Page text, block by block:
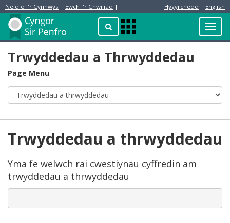
Neidio i'r Cynnwys | Ewch i'r Chwiliad | Hygyrchedd | English
ChwilioApps
Menu
Preswylydd
Trwyddedau a Thrwyddedau
Page Menu
Trwyddedau a thrwyddedau
Yma fe welwch rai cwestiynau cyffredin am
trwyddedau a thrwyddedau